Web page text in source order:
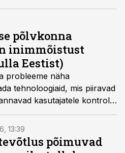
põlvkonna
inimmõistust
Eestist)
probleeme näha
tehnoloogiaid, mis piiravad
kasutajatele kontrolli
„Edukas
13:39
põimuvad